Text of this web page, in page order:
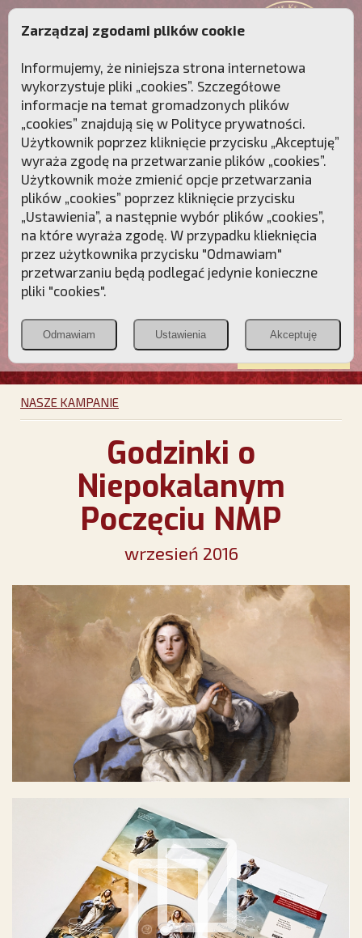
Przebudźmy sumienia Polaków!
Polonia
Christiana
PCh24.pl
Przymierze
POZNAJ APOSTOLAT FATIMY WESPRZYJ
NAS
NASZE KAMPANIE
Godzinki o
Niepokalanym
Poczęciu NMP
wrzesień 2016
Zarządzaj zgodami plików cookie
Informujemy, że niniejsza strona internetowa
wykorzystuje pliki „cookies”. Szczegółowe
informacje na temat gromadzonych plików
„cookies” znajdują się w Polityce prywatności.
Użytkownik poprzez kliknięcie przycisku „Akceptuję”
wyraża zgodę na przetwarzanie plików „cookies”.
Użytkownik może zmienić opcje przetwarzania
plików „cookies” poprzez kliknięcie przycisku
„Ustawienia”, a następnie wybór plików „cookies”,
na które wyraża zgodę. W przypadku klieknięcia
przez użytkownika przycisku "Odmawiam"
przetwarzaniu będą podlegać jedynie konieczne
pliki "cookies".
Odmawiam Ustawienia Akceptuję